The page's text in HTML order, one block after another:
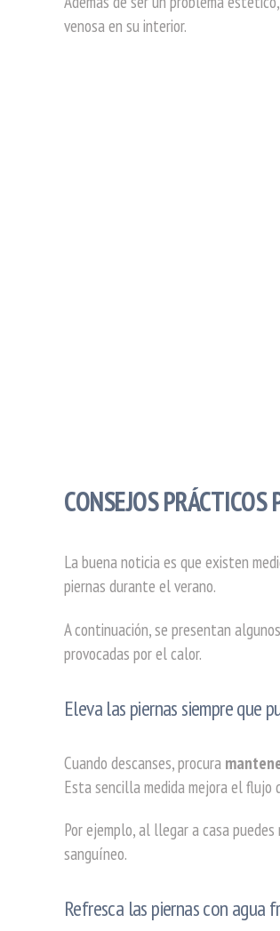
venosa en su interior.
CONSEJOS
La buena noticia es que existen
piernas durante el verano.
A continuación, se presentan
provocadas por el calor.
Eleva las piernas siempre que
Cuando descanses, procura
Esta sencilla medida mejora el flujo
Por ejemplo, al llegar a casa
sanguíneo.
Refresca las piernas con agua